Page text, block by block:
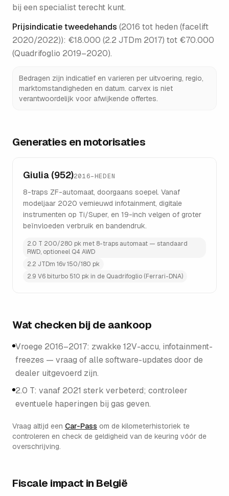
bij een specialist terecht kunt.
Prijsindicatie tweedehands (2016 tot heden (facelift
2020/2022)): €18.000 (2.2 JTDm 2017) tot €70.000
(Quadrifoglio 2019–2020).
Bedragen zijn indicatief en varieren per uitvoering, regio,
marktomstandigheden en datum. carvex is niet
verantwoordelijk voor afwijkende offertes.
Generaties en motorisaties
Giulia (952)2016–HEDEN
8-traps ZF-automaat, doorgaans soepel. Vanaf
modeljaar 2020 vernieuwd infotainment, digitale
instrumenten op Ti/Super, en 19-inch velgen of groter
beïnvloeden verbruik en bandendruk.
2.0 T 200/280 pk met 8-traps automaat — standaard
RWD, optioneel Q4 AWD
2.2 JTDm 16v 150/180 pk
2.9 V6 biturbo 510 pk in de Quadrifoglio (Ferrari-DNA)
Wat checken bij de aankoop
Vroege 2016–2017: zwakke 12V-accu, infotainment-
freezes — vraag of alle software-updates door de
dealer uitgevoerd zijn.
2.0 T: vanaf 2021 sterk verbeterd; controleer
eventuele haperingen bij gas geven.
Vraag altijd een Car-Pass om de kilometerhistoriek te
controleren en check de geldigheid van de keuring vóór de
overschrijving.
Fiscale impact in België